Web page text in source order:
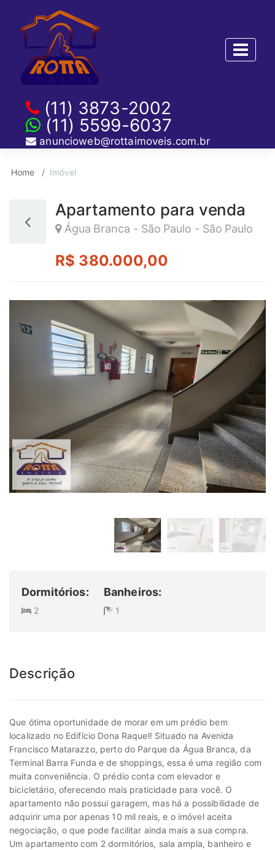
(11) 3873-2002
(11) 5599-6037
anuncioweb@rottaimoveis.com.br
Home Imóvel
Apartamento para venda
Água Branca - São Paulo - São Paulo
R$ 380.000,00
Dormitórios:
2
Banheiros:
1
Descrição
Que ótima oportunidade de morar em um prédio bem
localizado no Edifício Dona Raquel! Situado na Avenida
Francisco Matarazzo, perto do Parque da Água Branca, da
Terminal Barra Funda e de shoppings, essa é uma região com
muita conveniência. O prédio conta com elevador e
bicicletário, oferecendo mais praticidade para você. O
apartamento não possui garagem, mas há a possibilidade de
adquirir uma por apenas 10 mil reais, e o imóvel aceita
negociação, o que pode facilitar ainda mais a sua compra.
Um apartamento com 2 dormitórios, sala ampla, banheiro e